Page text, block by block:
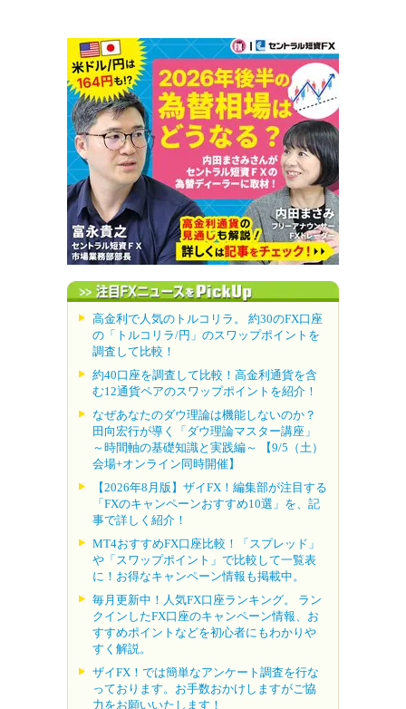
高金利で人気のトルコリラ。 約30のFX口座
の「トルコリラ/円」のスワップポイントを
調査して比較！
約40口座を調査して比較！高金利通貨を含
む12通貨ペアのスワップポイントを紹介！
なぜあなたのダウ理論は機能しないのか？
田向宏行が導く「ダウ理論マスター講座」
～時間軸の基礎知識と実践編～ 【9/5（土）
会場+オンライン同時開催】
【2026年8月版】ザイFX！編集部が注目する
「FXのキャンペーンおすすめ10選」を、記
事で詳しく紹介！
MT4おすすめFX口座比較！「スプレッド」
や「スワップポイント」で比較して一覧表
に！お得なキャンペーン情報も掲載中。
毎月更新中！人気FX口座ランキング。 ラン
クインしたFX口座のキャンペーン情報、お
すすめポイントなどを初心者にもわかりや
すく解説。
ザイFX！では簡単なアンケート調査を行な
っております。お手数おかけしますがご協
力をお願いいたします！